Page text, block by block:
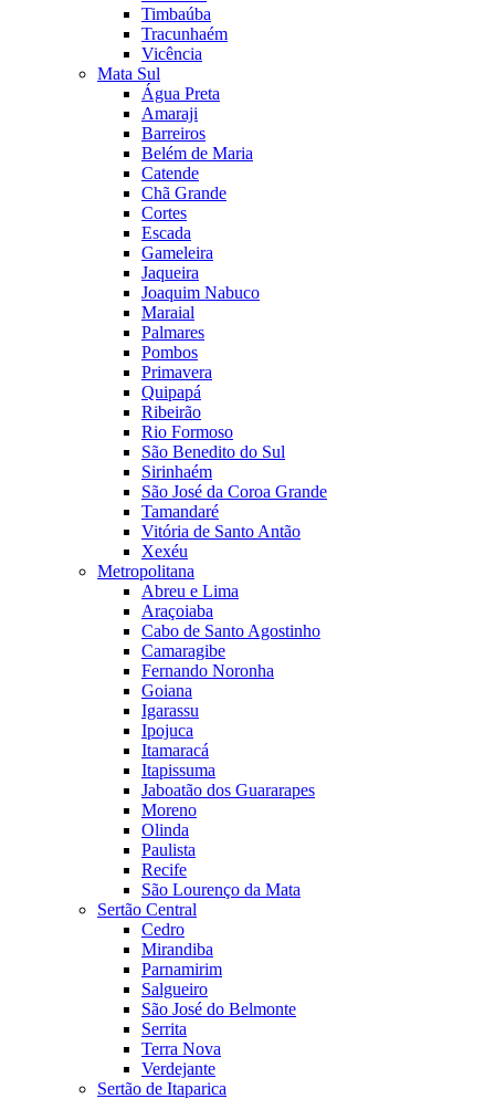
Timbaúba
Tracunhaém
Vicência
Mata Sul
Água Preta
Amaraji
Barreiros
Belém de Maria
Catende
Chã Grande
Cortes
Escada
Gameleira
Jaqueira
Joaquim Nabuco
Maraial
Palmares
Pombos
Primavera
Quipapá
Ribeirão
Rio Formoso
São Benedito do Sul
Sirinhaém
São José da Coroa Grande
Tamandaré
Vitória de Santo Antão
Xexéu
Metropolitana
Abreu e Lima
Araçoiaba
Cabo de Santo Agostinho
Camaragibe
Fernando Noronha
Goiana
Igarassu
Ipojuca
Itamaracá
Itapissuma
Jaboatão dos Guararapes
Moreno
Olinda
Paulista
Recife
São Lourenço da Mata
Sertão Central
Cedro
Mirandiba
Parnamirim
Salgueiro
São José do Belmonte
Serrita
Terra Nova
Verdejante
Sertão de Itaparica